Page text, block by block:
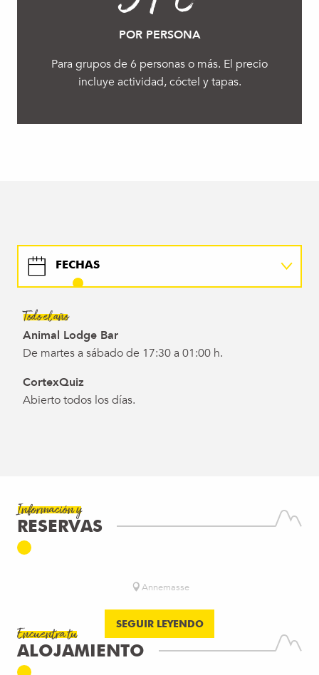
POR PERSONA
Para grupos de 6 personas o más. El precio
incluye actividad, cóctel y tapas.
FECHAS
Todo el año
Animal Lodge Bar
De martes a sábado de 17:30 a 01:00 h.
CortexQuiz
Abierto todos los días.
Información y
RESERVAS
Annemasse
SEGUIR LEYENDO
Encuentra tu
ALOJAMIENTO